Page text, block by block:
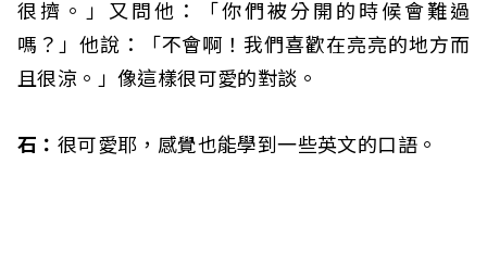
很擠。」又問他：「你們被分開的時候會難過
嗎？」他說：「不會啊！我們喜歡在亮亮的地方而
且很涼。」像這樣很可愛的對談。
石： 很可愛耶，感覺也能學到一些英文的口語。